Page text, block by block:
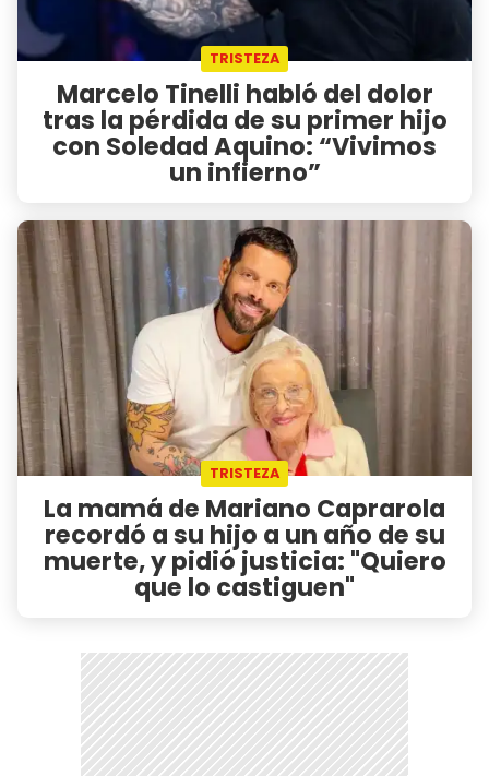
TRISTEZA
Marcelo Tinelli habló del dolor
tras la pérdida de su primer hijo
con Soledad Aquino: “Vivimos
un infierno”
TRISTEZA
La mamá de Mariano Caprarola
recordó a su hijo a un año de su
muerte, y pidió justicia: "Quiero
que lo castiguen"